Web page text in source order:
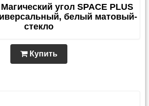
угол SPACE PLUS
белый матовый-
стекло
Купить